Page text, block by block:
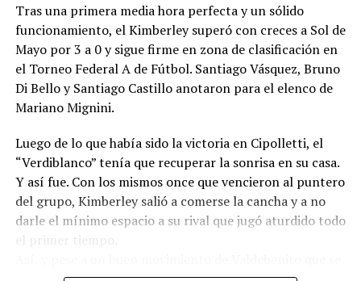
Tras una primera media hora perfecta y un sólido
funcionamiento, el Kimberley superó con creces a Sol de
Mayo por 3 a 0 y sigue firme en zona de clasificación en
el Torneo Federal A de Fútbol. Santiago Vásquez, Bruno
Di Bello y Santiago Castillo anotaron para el elenco de
Mariano Mignini.
Luego de lo que había sido la victoria en Cipolletti, el
“Verdiblanco” tenía que recuperar la sonrisa en su casa.
Y así fue. Con los mismos once que vencieron al puntero
del grupo, Kimberley salió a comerse la cancha y a no
darle el mínimo espacio a su rival que jugó aturdido todo
el primer tiempo.